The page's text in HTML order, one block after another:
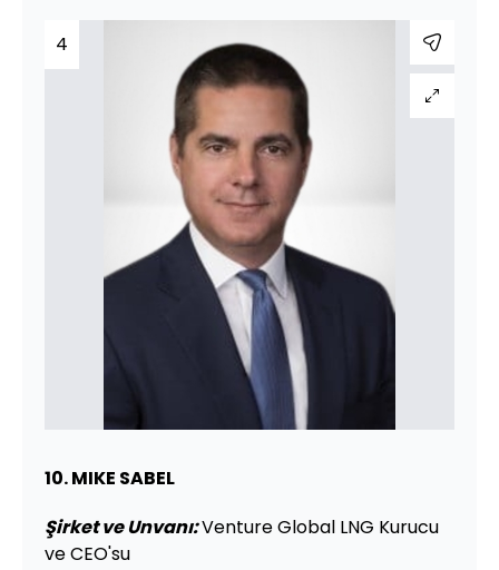
4
10. MIKE SABEL
Şirket ve Unvanı:Venture Global LNG Kurucu
ve CEO'su